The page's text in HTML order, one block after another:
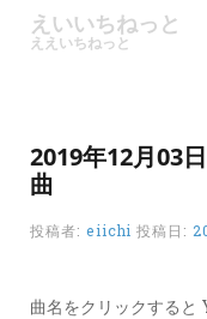
ケ
ー
ン
ド
カ
ド
えいいちねっと
ええいちねっと
2019年12月03
曲
投稿者: eiichi 投稿日:
曲名をクリックすると